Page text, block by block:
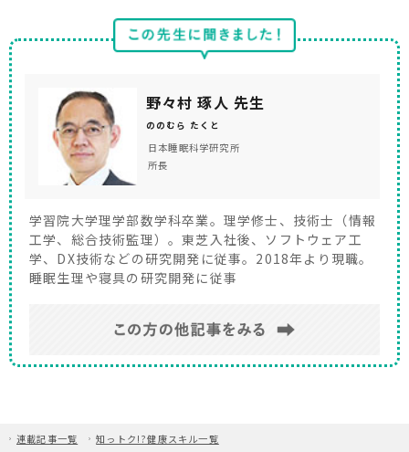
つながります。寒い場合はエアコンや、暖かい羽毛布
団を使うことをおすすめします。ナイトウェアを選ぶ
ッドの中にいるときの温度や湿度が一定であることも
良質な睡眠の条件のひとつですから、吸水性や透湿性
が高いものがいいでしょう。素材でいえば、シルクや
オーガニックコットンが理想だと言えます。また、夏
てくれるので、快適な睡眠につながります。
野々村 琢人 先生
ののむら たくと
日本睡眠科学研究所
所長
学習院大学理学部数学科卒業。理学修士、技術士（情報
工学、総合技術監理）。東芝入社後、ソフトウェア工
学、DX技術などの研究開発に従事。2018年より現職。
睡眠生理や寝具の研究開発に従事
連載記事一覧 知っトク!?健康スキル一覧